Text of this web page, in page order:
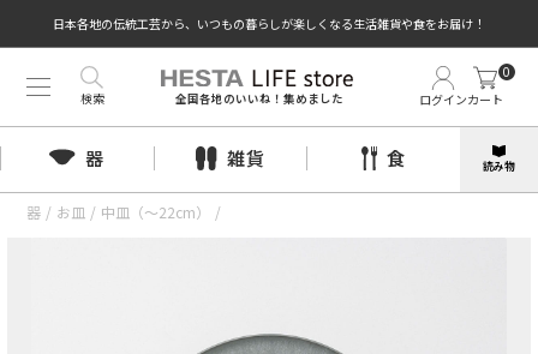
日本各地の伝統工芸から、いつもの暮らしが楽しくなる生活雑貨や食をお届け！
全国各地のいいね！集めました ログインカート
0
検索
器 雑貨 食 読み物
器 / お皿 / 中皿（〜22cm） /